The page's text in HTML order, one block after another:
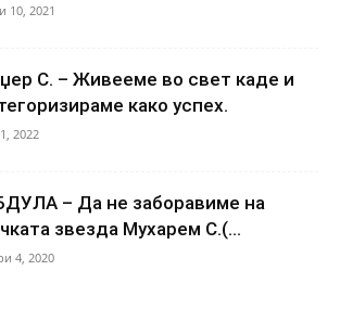
10, 2021
С. – Живееме во свет каде и
како успех.
2022
– Да не заборавиме на
звезда Мухарем С.(...
4, 2020